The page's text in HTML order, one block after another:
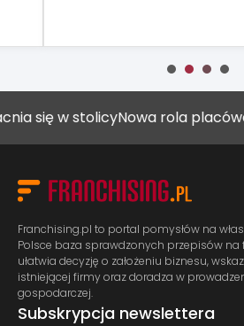
w stolicyNowa rola placówek
Franchising.pl to portal pomysłów na
Polsce baza sprawdzonych przepisów na
ułatwia decyzję o założeniu biznesu,
istniejącej firmy oraz doradza w
gospodarczej.
Subskrypcja newslettera